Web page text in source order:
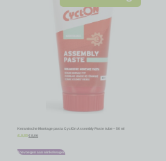
Keramische Montage pasta CyclOn Assembly Paste tube – 50 ml
€ 8,95 € 8,06
Toevoegen aan winkelwagen